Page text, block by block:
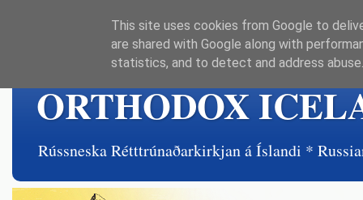
ORTHODOX
Rússneska Rétttrúnaðarkirkjan á Íslandi *
This site uses cookies from Google to
are shared with Google along with
statistics, and to detect and address abuse.